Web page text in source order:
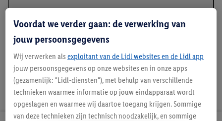
Voordat we verder gaan: de verwerking van
jouw persoonsgegevens
Wij verwerken als exploitant van de Lidl websites en de Lidl app
jouw persoonsgegevens op onze websites en in onze apps
(gezamenlijk: "Lidl-diensten"), met behulp van verschillende
technieken waarmee informatie op jouw eindapparaat wordt
opgeslagen en waarmee wij daartoe toegang krijgen. Sommige
van deze technieken zijn technisch noodzakelijk, en sommige